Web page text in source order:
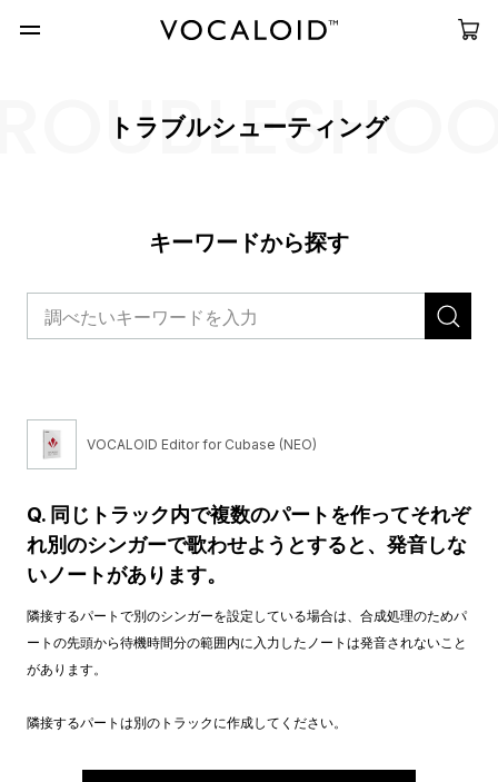
トラブルシューティング
キーワードから探す
VOCALOID Editor for Cubase (NEO)
Q. 同じトラック内で複数のパートを作ってそれぞ
れ別のシンガーで歌わせようとすると、発音しな
いノートがあります。
隣接するパートで別のシンガーを設定している場合は、合成処理のためパ
ートの先頭から待機時間分の範囲内に入力したノートは発音されないこと
があります。
隣接するパートは別のトラックに作成してください。